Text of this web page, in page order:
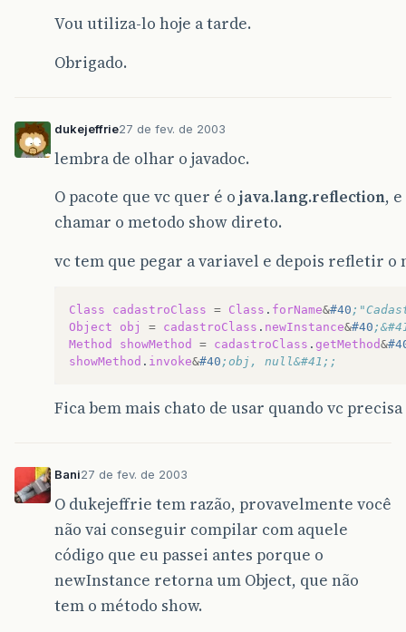
Vou utiliza-lo hoje a tarde.
Obrigado.
dukejeffrie27 de fev. de 2003
lembra de olhar o javadoc.
O pacote que vc quer é o java.lang.reflection,
chamar o metodo show direto.
vc tem que pegar a variavel e depois refletir o
Class cadastroClass = Class . forName&#40
Object
obj = cadastroClass . newInstance&#40
Method
showMethod = cadastroClass . getMethod&
showMethod . invoke&#40 ;obj, null&#41;;
Fica bem mais chato de usar quando vc
Bani27 de fev. de 2003
O dukejeffrie tem razão, provavelmente você
não vai conseguir compilar com aquele
código que eu passei antes porque o
newInstance retorna um Object, que não
tem o método show.